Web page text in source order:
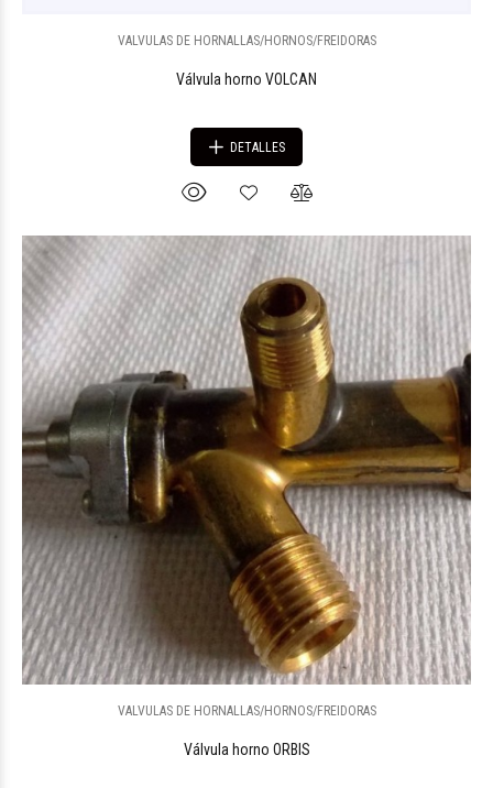
VALVULAS DE HORNALLAS/HORNOS/FREIDORAS
Válvula horno VOLCAN
DETALLES
VALVULAS DE HORNALLAS/HORNOS/FREIDORAS
Válvula horno ORBIS